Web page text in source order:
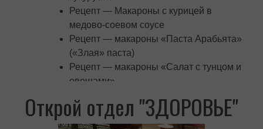
Рецепт — Макароны с курицей в
медово-соевом соусе
Рецепт — макароны «Паста Арабьята»
(«Злая» паста)
Рецепт — макароны «Салат с тунцом и
овощами»
Мак-Вар Экопродукт
Рецепты блюд из макарон (сборник).
Открой отдел "ЗДОРОВЬЕ"